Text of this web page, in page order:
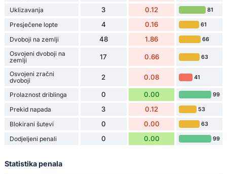
Uklizavanja 3 0.12 81
Presječene lopte 4 0.16 61
Dvoboji na zemlji 48 1.86 66
Osvojeni dvoboji na
zemlji
17 0.66 63
Osvojeni zračni
dvoboji
2 0.08 41
Prolaznost driblinga 0 0.00 99
Prekid napada 3 0.12 53
Blokirani šutevi 0 0.00 63
Dodjeljeni penali 0 0.00 99
Statistika penala